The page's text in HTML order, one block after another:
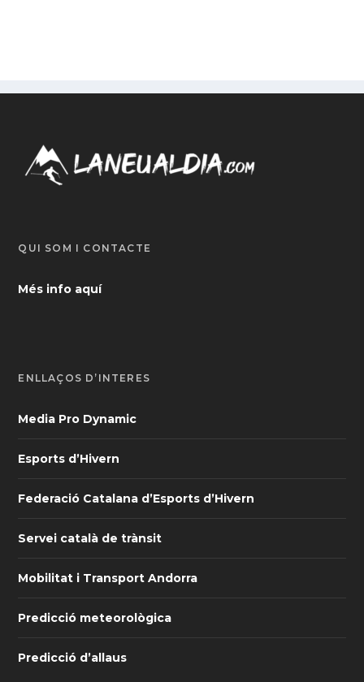
QUI SOM I CONTACTE
Més info aquí
ENLLAÇOS D’INTERÈS
Media Pro Dynamic
Esports d’Hivern
Federació Catalana d’Esports d’Hivern
Servei català de trànsit
Mobilitat i Transport Andorra
Predicció meteorològica
Predicció d’allaus